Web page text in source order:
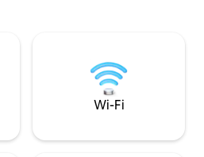
50 m.
•⁠
4 noćenja.
Wi-Fi